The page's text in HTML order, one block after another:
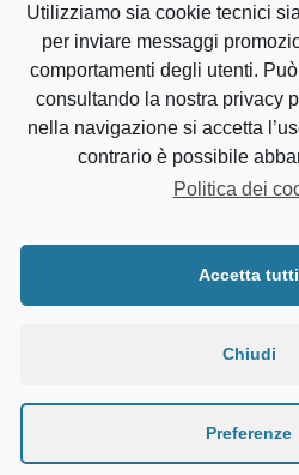
Utilizziamo sia cookie tecnici
per inviare messaggi
comportamenti degli utenti.
consultando la nostra privacy
nella navigazione si accetta
contrario è possibile
Politica dei
Accetta tutti
Chiudi
Preferenze
Direttore Sanitario per i Servizi
Barbuni – Iscr. Albo Provinciale
1239 Autorizzazione
Portogruaro (VE) n. 3515 del
Reale Mutua n.
Odontoiatria San Biagio -
Portogruaro - 0421 244370 -
© 2026 Odontoiatria San Biagio -